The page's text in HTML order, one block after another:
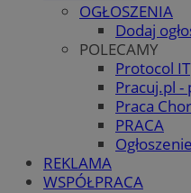
OGŁOSZENIA
Dodaj
POLECAMY
Protocol IT
Pracuj.pl -
Praca
PRACA
REKLAMA
WSPÓŁPRACA